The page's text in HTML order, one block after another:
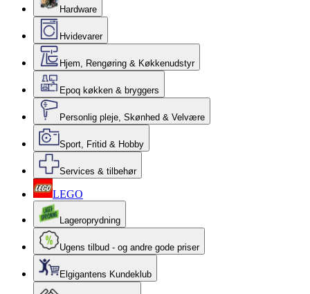
Hardware
Hvidevarer
Hjem, Rengøring & Køkkenudstyr
Epoq køkken & bryggers
Personlig pleje, Skønhed & Velvære
Sport, Fritid & Hobby
Services & tilbehør
LEGO
Lageroprydning
Ugens tilbud - og andre gode priser
Elgigantens Kundeklub